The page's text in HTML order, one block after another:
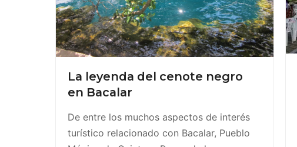
La leyenda del cenote negro
en Bacalar
De entre los muchos aspectos de interés
turístico relacionado con Bacalar, Pueblo